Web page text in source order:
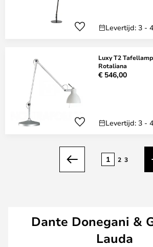
Levertijd: 3 -
Luxy T2
Rotaliana
€ 546,00
Levertijd: 3 -
Vorige
1 2 3
Dante Donegani &
Lauda